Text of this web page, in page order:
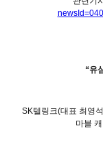
“유
SK텔링크(대표 최영
마블